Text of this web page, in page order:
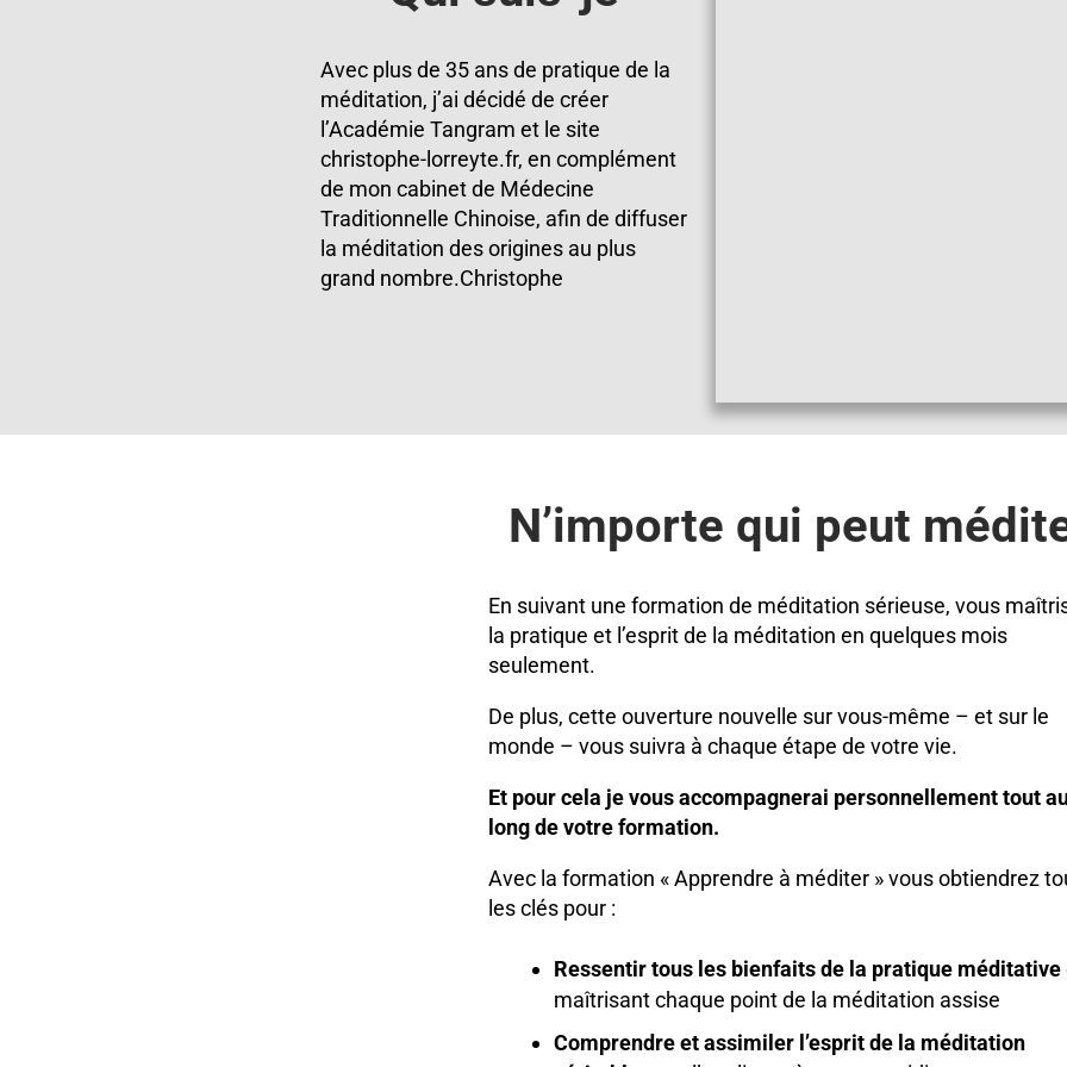
Avec plus de 35 ans de pratique de la
méditation, j’ai décidé de créer
l’Académie Tangram et le site
christophe-lorreyte.fr, en complément
de mon cabinet de Médecine
Traditionnelle Chinoise, afin de diffuser
la méditation des origines au plus
grand nombre.Christophe
N’importe qui peut
En suivant une formation de méditation sérieuse, vous
la pratique et l’esprit de la méditation en quelques mois
seulement.
De plus, cette ouverture nouvelle sur vous-même – et sur le
monde – vous suivra à chaque étape de votre vie.
Et pour cela je vous accompagnerai personnellement tout
long de votre formation.
Avec la formation « Apprendre à méditer » vous obtiendrez
les clés pour :
Ressentir tous les bienfaits de la pratique méditative
maîtrisant chaque point de la méditation assise
Comprendre et assimiler l’esprit de la méditation